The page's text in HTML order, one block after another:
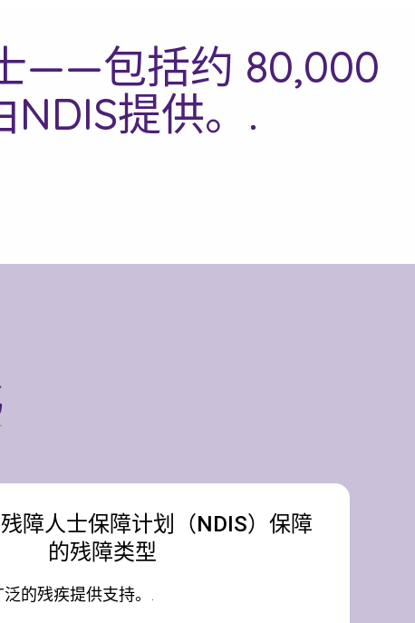
——包括约 80,000
NDIS提供。.
障人士保障计划（NDIS）保障
的残障类型
的残疾提供支持。.